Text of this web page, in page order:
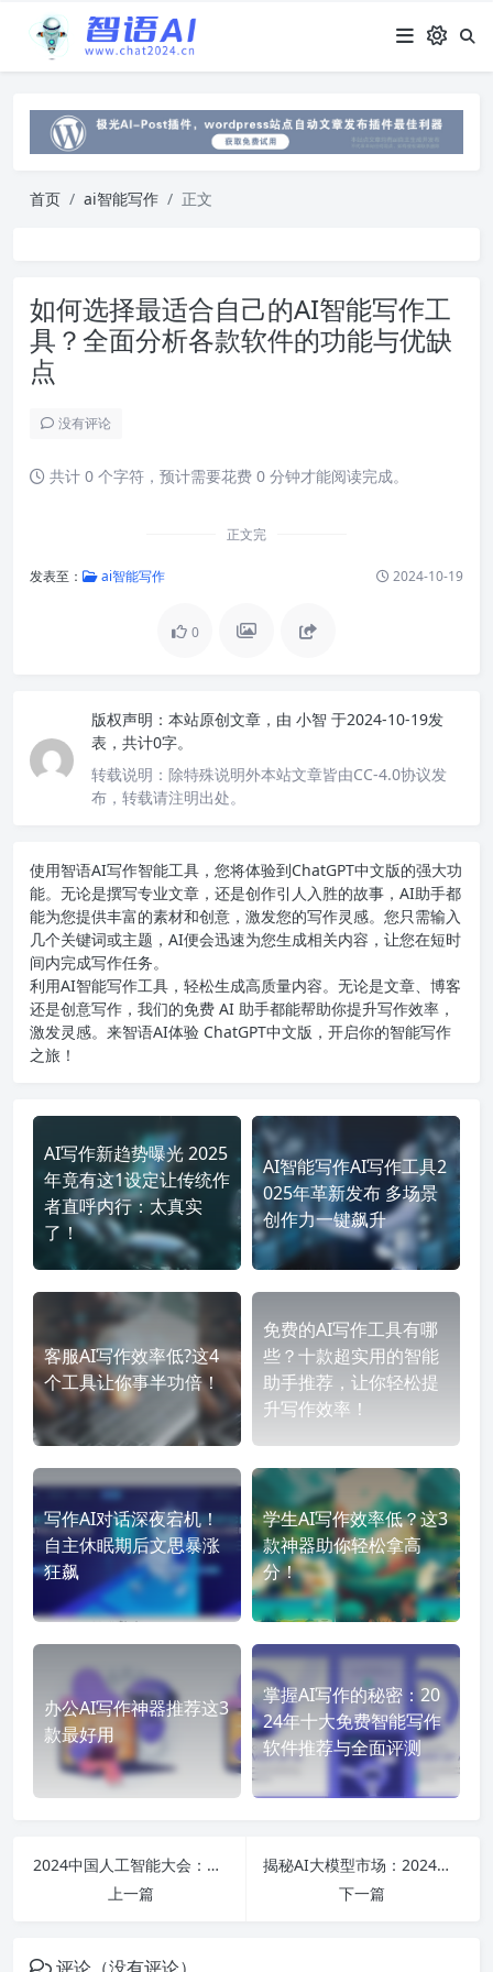
首页 ai智能写作 正文
如何选择最适合自己的AI智能写作工
具？全面分析各款软件的功能与优缺
点
没有评论
共计 0 个字符，预计需要花费 0 分钟才能阅读完成。
正文完
发表至： ai智能写作 2024-10-19
0
版权声明： 本站原创文章，由 小智 于2024-10-19发
表，共计0字。
转载说明： 除特殊说明外本站文章皆由CC-4.0协议发
布，转载请注明出处。
使用智语AI写作智能工具，您将体验到ChatGPT中文版的强大功
能。无论是撰写专业文章，还是创作引人入胜的故事，AI助手都
能为您提供丰富的素材和创意，激发您的写作灵感。您只需输入
几个关键词或主题，AI便会迅速为您生成相关内容，让您在短时
间内完成写作任务。
利用AI智能写作工具，轻松生成高质量内容。无论是文章、博客
还是创意写作，我们的免费 AI 助手都能帮助你提升写作效率，
激发灵感。来智语AI体验 ChatGPT中文版 ，开启你的智能写作
之旅！
AI写作新趋势曝光 2025
年竟有这1设定让传统作
者直呼内行：太真实
了！
AI智能写作AI写作工具2
025年革新发布 多场景
创作力一键飙升
客服AI写作效率低?这4
个工具让你事半功倍！
免费的AI写作工具有哪
些？十款超实用的智能
助手推荐，让你轻松提
升写作效率！
写作AI对话深夜宕机！
自主休眠期后文思暴涨
狂飙
学生AI写作效率低？这3
款神器助你轻松拿高
分！
办公AI写作神器推荐这3
款最好用
掌握AI写作的秘密：20
24年十大免费智能写作
软件推荐与全面评测
2024中国人工智能大会：揭示未来十年AI发展趋势与专业就业新机遇
上一篇
揭秘AI大模型市场：2024年最新技术趋势与领先企业排行榜
下一篇
评论（没有评论）